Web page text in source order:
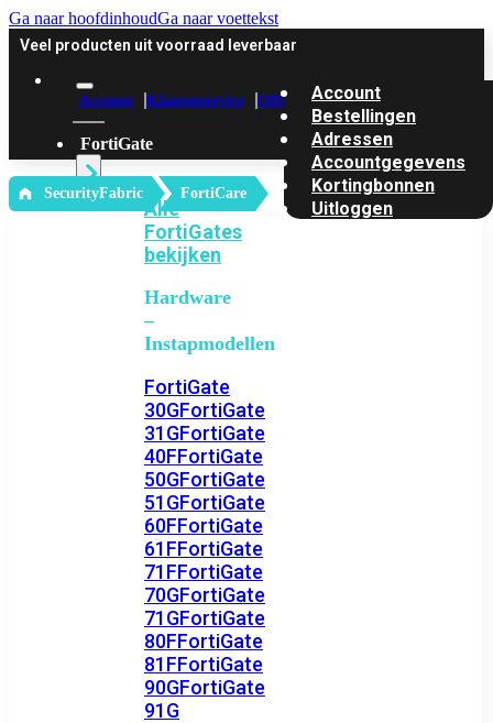
Ga naar hoofdinhoudGa naar voettekst
Veel producten uit voorraad leverbaar
Account Klantenservice Offerte
FortiGate
Alle
FortiGates
bekijken
Hardware
–
Instapmodellen
FortiGate
30GFortiGate
31GFortiGate
40FFortiGate
50GFortiGate
51GFortiGate
60FFortiGate
61FFortiGate
71FFortiGate
70GFortiGate
71GFortiGate
80FFortiGate
81FFortiGate
90GFortiGate
91G
Account
Bestellingen
Adressen
Accountgegevens
Kortingbonnen
Uitloggen
‎ SecurityFabric FortiCare